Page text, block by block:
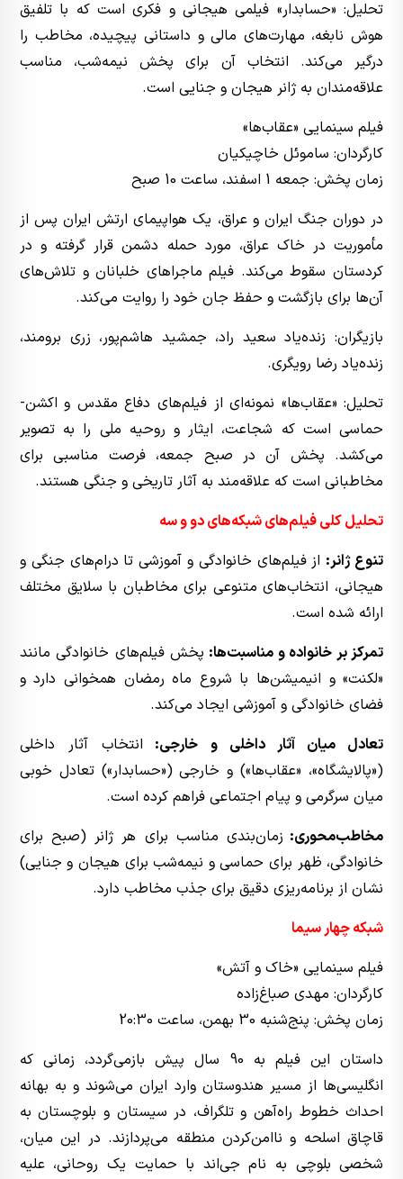
تحلیل: «حسابدار» فیلمی هیجانی و فکری است که با تلفیق
هوش نابغه، مهارت‌های مالی و داستانی پیچیده، مخاطب را
درگیر می‌کند. انتخاب آن برای پخش نیمه‌شب، مناسب
علاقه‌مندان به ژانر هیجان و جنایی است.
فیلم سینمایی «عقاب‌ها»
کارگردان: ساموئل خاچیکیان
زمان پخش: جمعه 1 اسفند، ساعت 10 صبح
در دوران جنگ ایران و عراق، یک هواپیمای ارتش ایران پس از
مأموریت در خاک عراق، مورد حمله دشمن قرار گرفته و در
کردستان سقوط می‌کند. فیلم ماجراهای خلبانان و تلاش‌های
آن‌ها برای بازگشت و حفظ جان خود را روایت می‌کند.
بازیگران: زنده‌یاد سعید راد، جمشید هاشم‌پور، زری برومند،
زنده‌یاد رضا رویگری.
تحلیل: «عقاب‌ها» نمونه‌ای از فیلم‌های دفاع مقدس و اکشن-
حماسی است که شجاعت، ایثار و روحیه ملی را به تصویر
می‌کشد. پخش آن در صبح جمعه، فرصت مناسبی برای
مخاطبانی است که علاقه‌مند به آثار تاریخی و جنگی هستند.
تحلیل کلی فیلم‌های شبکه‌های دو و سه
تنوع ژانر: از فیلم‌های خانوادگی و آموزشی تا درام‌های جنگی و
هیجانی، انتخاب‌های متنوعی برای مخاطبان با سلایق مختلف
ارائه شده است.
تمرکز بر خانواده و مناسبت‌ها: پخش فیلم‌های خانوادگی مانند
«لکنت» و انیمیشن‌ها با شروع ماه رمضان همخوانی دارد و
فضای خانوادگی و آموزشی ایجاد می‌کند.
تعادل میان آثار داخلی و خارجی: انتخاب آثار داخلی
(«پالایشگاه»، «عقاب‌ها») و خارجی («حسابدار») تعادل خوبی
میان سرگرمی و پیام اجتماعی فراهم کرده است.
مخاطب‌محوری: زمان‌بندی مناسب برای هر ژانر (صبح برای
خانوادگی، ظهر برای حماسی و نیمه‌شب برای هیجان و جنایی)
نشان از برنامه‌ریزی دقیق برای جذب مخاطب دارد.
شبکه چهار سیما
فیلم سینمایی «خاک و آتش»
کارگردان: مهدی صباغ‌زاده
زمان پخش: پنج‌شنبه 30 بهمن، ساعت 20:30
داستان این فیلم به 90 سال پیش بازمی‌گردد، زمانی که
انگلیسی‌ها از مسیر هندوستان وارد ایران می‌شوند و به بهانه
احداث خطوط راه‌آهن و تلگراف، در سیستان و بلوچستان به
قاچاق اسلحه و ناامن‌کردن منطقه می‌پردازند. در این میان،
شخصی بلوچی به نام جی‌اند با حمایت یک روحانی، علیه